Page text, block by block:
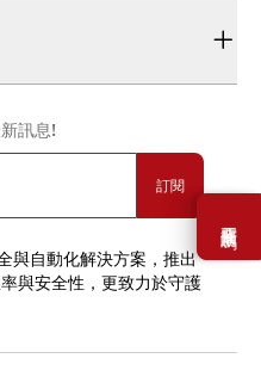
需要幫助嗎？
訊息!
訂閱
與自動化解決方案，推出
與安全性，更致力於守護